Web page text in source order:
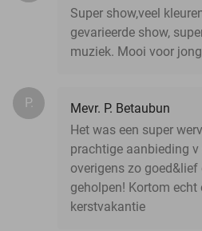
Super show,veel
gevarieerde show,
muziek. Mooi voor
P.
Mevr. P. Betaubun
Het was een super
prachtige aanbieding
overigens zo goed&lief
geholpen! Kortom echt
kerstvakantie